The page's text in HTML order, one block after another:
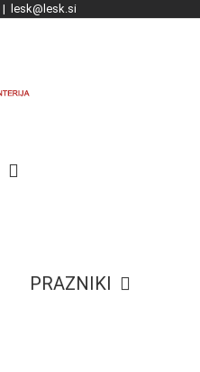
| lesk@lesk.si
PRAZNIKI